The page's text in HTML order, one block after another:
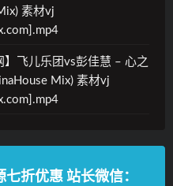
素材vj
】飞儿乐团vs彭佳慧 – 心之
Mix) 素材vj
折优惠 站长微信：